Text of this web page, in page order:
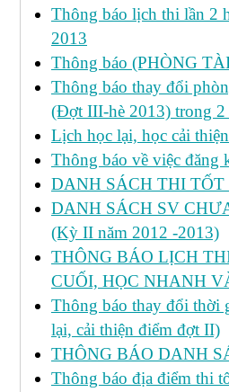
Thông báo lịch thi lần 2
2013
Thông báo (PHÒNG
Thông báo thay đổi
(Đợt III-hè 2013) trong
Lịch học lại, học cải
Thông báo về việc
DANH SÁCH THI
DANH SÁCH SV
(Kỳ II năm 2012 -2013)
THÔNG BÁO LỊCH
CUỐI, HỌC NHANH
Thông báo thay đổi thời
lại, cải thiện điểm đợt II)
THÔNG BÁO DANH
Thông báo địa điểm thi